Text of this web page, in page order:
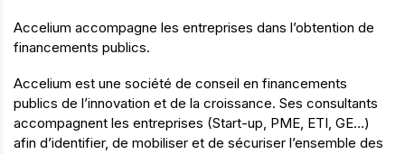
Accelium accompagne les entreprises dans l’obtention de
financements publics.
Accelium est une société de conseil en financements
publics de l’innovation et de la croissance. Ses consultants
accompagnent les entreprises (Start-up, PME, ETI, GE…)
afin d’identifier, de mobiliser et de sécuriser l’ensemble des